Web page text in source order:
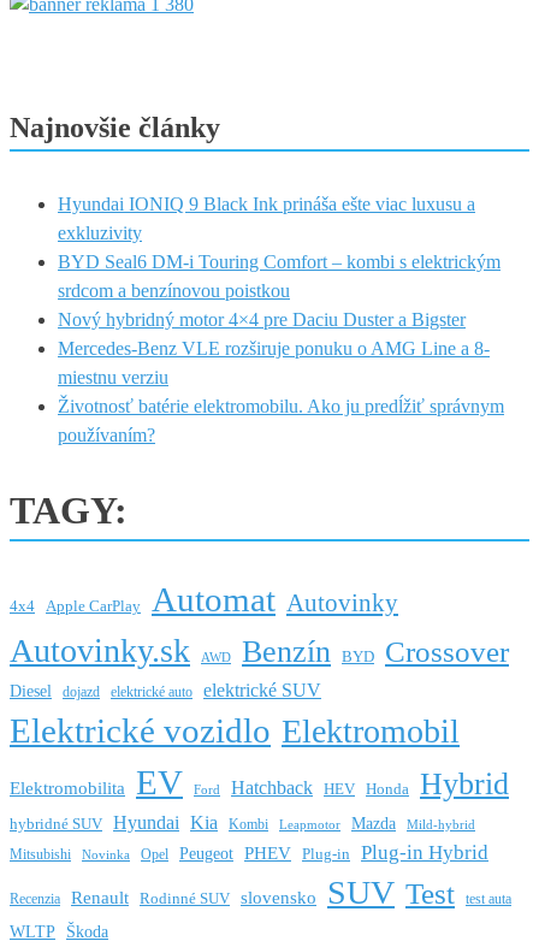
Najnovšie články
Hyundai IONIQ 9 Black Ink prináša ešte viac luxusu a
exkluzivity
BYD Seal6 DM-i Touring Comfort – kombi s elektrickým
srdcom a benzínovou poistkou
Nový hybridný motor 4×4 pre Daciu Duster a Bigster
Mercedes-Benz VLE rozširuje ponuku o AMG Line a 8-
miestnu verziu
Životnosť batérie elektromobilu. Ako ju predĺžiť správnym
používaním?
TAGY:
4x4 Apple CarPlay Automat Autovinky
Autovinky.sk AWD Benzín BYD Crossover
Diesel dojazd elektrické auto elektrické SUV
Elektrické vozidlo Elektromobil
Elektromobilita EV Ford Hatchback HEV Honda Hybrid
hybridné SUV Hyundai Kia Kombi Leapmotor Mazda Mild-hybrid
Mitsubishi Novinka Opel Peugeot PHEV Plug-in Plug-in Hybrid
Recenzia Renault Rodinné SUV slovensko SUV Test test auta
WLTP Škoda